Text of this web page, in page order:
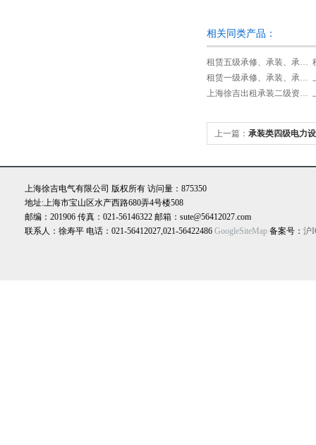
相关同类产品：
租赁五级承修、承装、承试类资质试验设备
租赁一级承修、承装、承试类资质试验设备
上海徐吉出租承装二级资质设备
上一篇： 承装类四级电力
上海徐吉电气有限公司 版权所有 访问量：875350
地址:上海市宝山区水产西路680弄4号楼508
邮编：201906 传真：021-56146322 邮箱：sute@56412027.com
联系人：徐寿平 电话：021-56412027,021-56422486 GoogleSiteMap 备案号： 沪